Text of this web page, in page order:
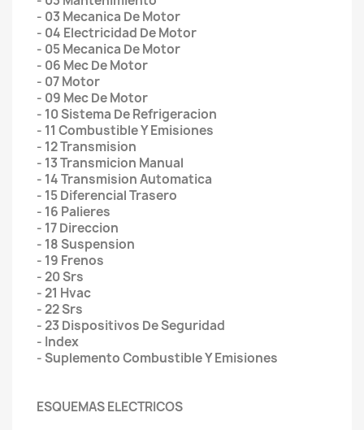
- 03 Mecanica De Motor
- 04 Electricidad De Motor
- 05 Mecanica De Motor
- 06 Mec De Motor
- 07 Motor
- 09 Mec De Motor
- 10 Sistema De Refrigeracion
- 11 Combustible Y Emisiones
- 12 Transmision
- 13 Transmicion Manual
- 14 Transmision Automatica
- 15 Diferencial Trasero
- 16 Palieres
- 17 Direccion
- 18 Suspension
- 19 Frenos
- 20 Srs
- 21 Hvac
- 22 Srs
- 23 Dispositivos De Seguridad
- Index
- Suplemento Combustible Y Emisiones
ESQUEMAS ELECTRICOS